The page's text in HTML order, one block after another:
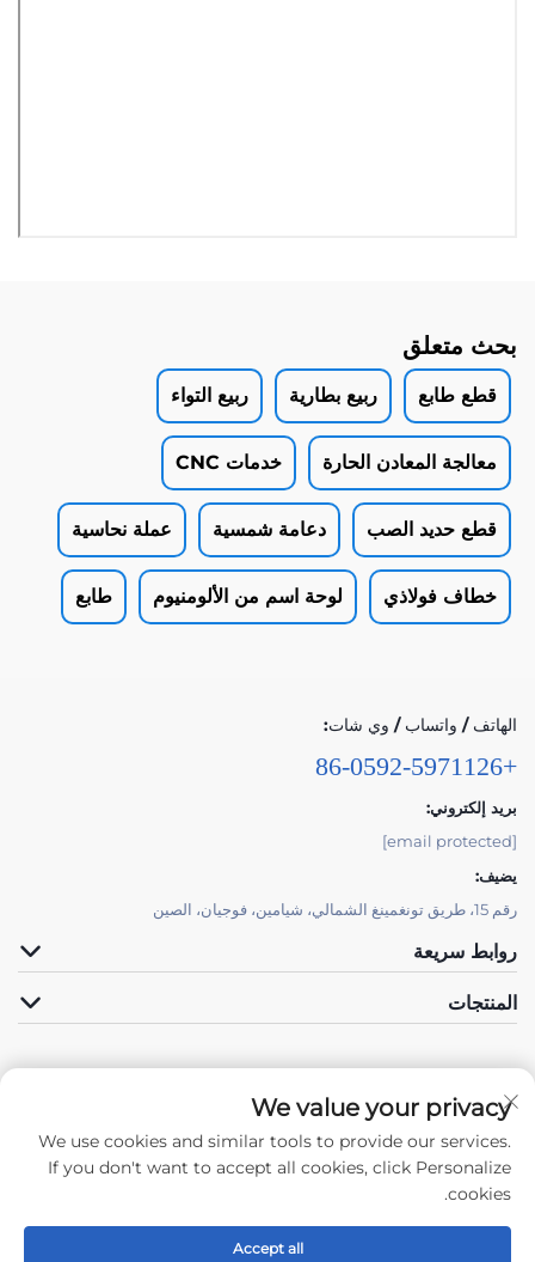
بحث متعلق
قطع طابع ربيع بطارية ربيع التواء
معالجة المعادن الحارة خدمات CNC
قطع حديد الصب دعامة شمسية عملة نحاسية
خطاف فولاذي لوحة اسم من الألومنيوم طابع
الهاتف / واتساب / وي شات:
+86-0592-5971126
بريد إلكتروني:
[email protected]
يضيف:
رقم 15، طريق تونغمينغ الشمالي، شيامين، فوجيان، الصين
روابط سريعة
المنتجات
تابعنا
We value your privacy
We use cookies and similar tools to provide our services.
If you don't want to accept all cookies, click Personalize
cookies.
Accept all